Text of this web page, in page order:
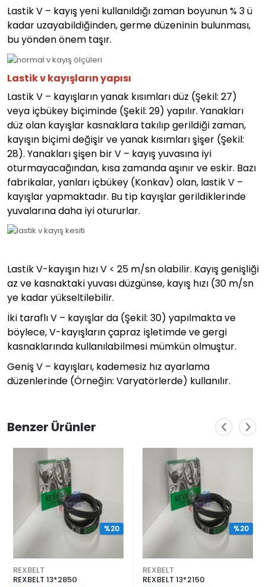
Lastik V – kayış yeni kullanıldığı zaman boyunun % 3 ü
kadar uzayabildiğinden, germe düzeninin bulunması,
bu yönden önem taşır.
Lastik v kayışların yapısı
Lastik V – kayışların yanak kısımları düz (Şekil: 27)
veya içbükey biçiminde (Şekil: 29) yapılır. Yanakları
düz olan kayışlar kasnaklara takılıp gerildiği zaman,
kayışın biçimi değişir ve yanak kısımları şişer (Şekil:
28). Yanakları şişen bir V – kayış yuvasına iyi
oturmayacağından, kısa zamanda aşınır ve eskir. Bazı
fabrikalar, yanları içbükey (Konkav) olan, lastik V –
kayışlar yapmaktadır. Bu tip kayışlar gerildiklerinde
yuvalarına daha iyi otururlar.
Lastik V-kayışın hızı V < 25 m/sn olabilir. Kayış genişliği
az ve kasnaktaki yuvası düzgünse, kayış hızı (30 m/sn
ye kadar yükseltilebilir.
İki taraflı V – kayışlar da (Şekil: 30) yapılmakta ve
böylece, V-kayışların çapraz işletimde ve gergi
kasnaklarında kullanılabilmesi mümkün olmuştur.
Geniş V – kayışları, kademesiz hız ayarlama
düzenlerinde (Örneğin: Varyatörlerde) kullanılır.
Benzer Ürünler
REXBELT
REXBELT 13*2850
%20
REXBELT
REXBELT 13*2150
%20